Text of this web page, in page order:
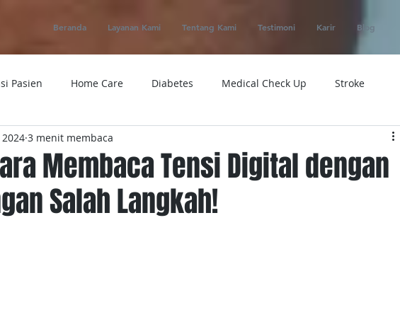
Beranda Layanan Kami Tentang Kami Testimoni Karir Blog
Pasien Home Care Diabetes Medical Check Up Stroke
Ambulance
Service Obat Telemedicine Medical Evacuation
Membaca Tensi Digital dengan
Salah Langkah!
3 menit membaca